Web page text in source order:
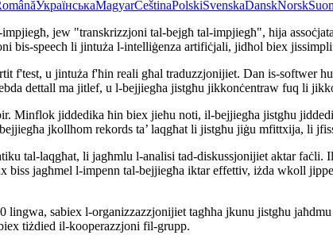
УкраїнськаMagyarČeštinaPolskiSvenskaDanskNorsk
jew "transkrizzjoni tal-bejgħ tal-impjiegħ", hija
bis-speech li jintuża l-intelliġenza artifiċjali, jidħol biex
f'test, u jintuża f'ħin reali għal traduzzjonijiet. Dan is-softwer
dettall ma jitlef, u l-bejjiegħa jistgħu jikkonċentraw fuq li
Minflok jiddedika ħin biex jieħu noti, il-bejjiegħa jistgħu
jkollhom rekords ta’ laqgħat li jistgħu jiġu mfittxija, li
tal-laqgħat, li jagħmlu l-analisi tad-diskussjonijiet aktar
jagħmel l-impenn tal-bejjiegħa iktar effettiv, iżda wkoll
sabiex l-organizzazzjonijiet tagħha jkunu jistgħu
tiżdied il-kooperazzjoni fil-grupp.